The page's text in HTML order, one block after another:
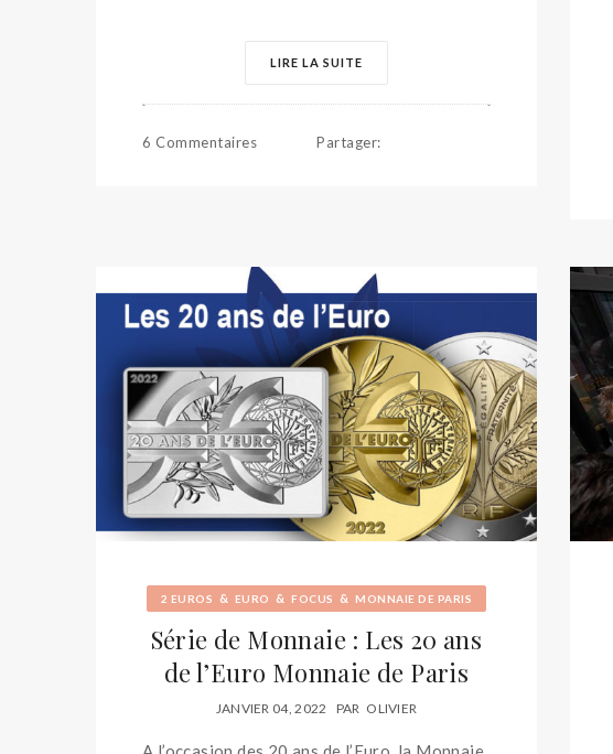
LIRE LA SUITE
6 Commentaires Partager:
2 EUROS & EURO & FOCUS & MONNAIE DE PARIS
Série de Monnaie : Les 20 ans
de l’Euro Monnaie de Paris
JANVIER 04, 2022 PAR OLIVIER